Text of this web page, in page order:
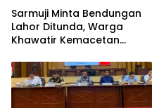
Sarmuji Minta Bendungan
Lahor Ditunda, Warga
Khawatir Kemacetan